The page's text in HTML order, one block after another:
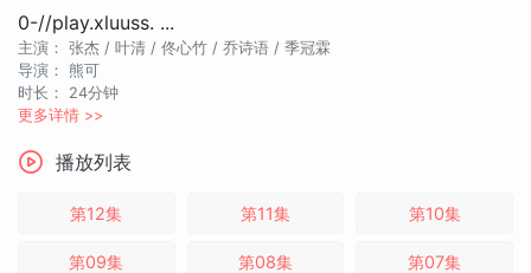
0-//play.xluuss. ...
主演： 张杰 / 叶清 / 佟心竹 / 乔诗语 / 季冠霖
导演：
熊可
时长：
24分钟
更多详情 >>
播放列表
第12集 第11集 第10集
第09集 第08集 第07集